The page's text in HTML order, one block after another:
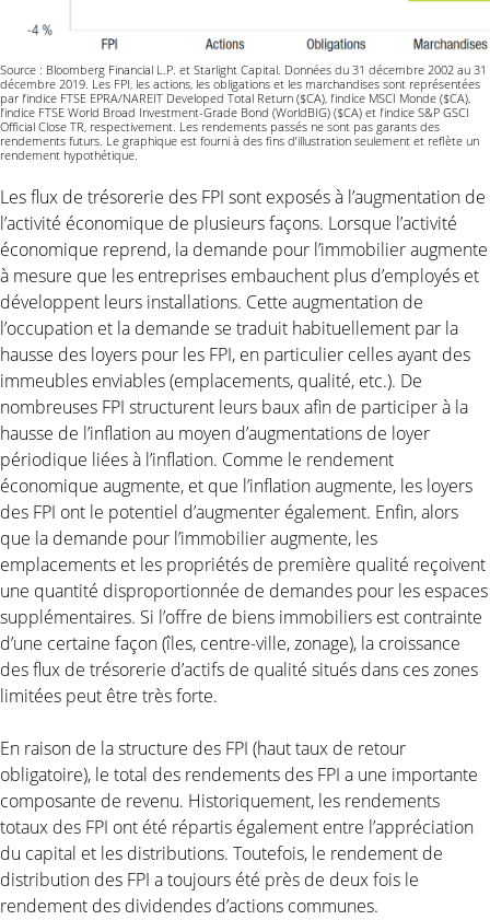
Source : Bloomberg Financial L.P. et Starlight Capital. Données du 31 décembre 2002 au 31
décembre 2019. Les FPI, les actions, les obligations et les marchandises sont représentées
par l’indice FTSE EPRA/NAREIT Developed Total Return ($CA), l’indice MSCI Monde ($CA),
l’indice FTSE World Broad Investment-Grade Bond (WorldBIG) ($CA) et l’indice S&P GSCI
Official Close TR, respectivement. Les rendements passés ne sont pas garants des
rendements futurs. Le graphique est fourni à des fins d’illustration seulement et reflète un
rendement hypothétique.
Les flux de trésorerie des FPI sont exposés à l’augmentation de
l’activité économique de plusieurs façons. Lorsque l’activité
économique reprend, la demande pour l’immobilier augmente
à mesure que les entreprises embauchent plus d’employés et
développent leurs installations. Cette augmentation de
l’occupation et la demande se traduit habituellement par la
hausse des loyers pour les FPI, en particulier celles ayant des
immeubles enviables (emplacements, qualité, etc.). De
nombreuses FPI structurent leurs baux afin de participer à la
hausse de l’inflation au moyen d’augmentations de loyer
périodique liées à l’inflation. Comme le rendement
économique augmente, et que l’inflation augmente, les loyers
des FPI ont le potentiel d’augmenter également. Enfin, alors
que la demande pour l’immobilier augmente, les
emplacements et les propriétés de première qualité reçoivent
une quantité disproportionnée de demandes pour les espaces
supplémentaires. Si l’offre de biens immobiliers est contrainte
d’une certaine façon (îles, centre-ville, zonage), la croissance
des flux de trésorerie d’actifs de qualité situés dans ces zones
limitées peut être très forte.
En raison de la structure des FPI (haut taux de retour
obligatoire), le total des rendements des FPI a une importante
composante de revenu. Historiquement, les rendements
totaux des FPI ont été répartis également entre l’appréciation
du capital et les distributions. Toutefois, le rendement de
distribution des FPI a toujours été près de deux fois le
rendement des dividendes d’actions communes.